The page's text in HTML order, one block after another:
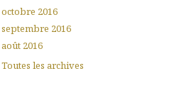
octobre 2016
septembre 2016
août 2016
Toutes les archives